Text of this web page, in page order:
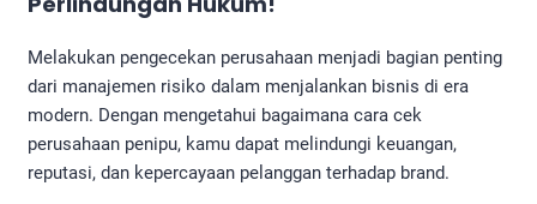
Melakukan pengecekan perusahaan menjadi bagian penting
dari manajemen risiko dalam menjalankan bisnis di era
modern. Dengan mengetahui bagaimana cara cek
perusahaan penipu, kamu dapat melindungi keuangan,
reputasi, dan kepercayaan pelanggan terhadap brand.